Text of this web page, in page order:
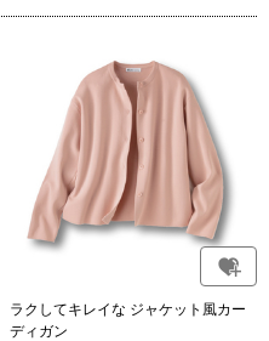
ラクしてキレイな ジャケット風カー
ディガン